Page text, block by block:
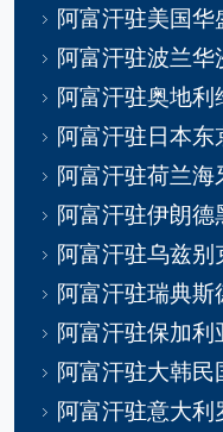
阿富汗驻美国
阿富汗驻波兰华
阿富汗驻奥地利
阿富汗驻日本东
阿富汗驻荷兰海
阿富汗驻伊朗德
阿富汗驻乌兹
阿富汗驻瑞典
阿富汗驻保加
阿富汗驻大韩民
阿富汗驻意大利